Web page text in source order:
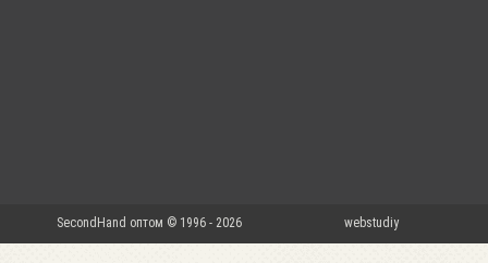
SecondHand оптом © 1996 - 2026 webstudiy